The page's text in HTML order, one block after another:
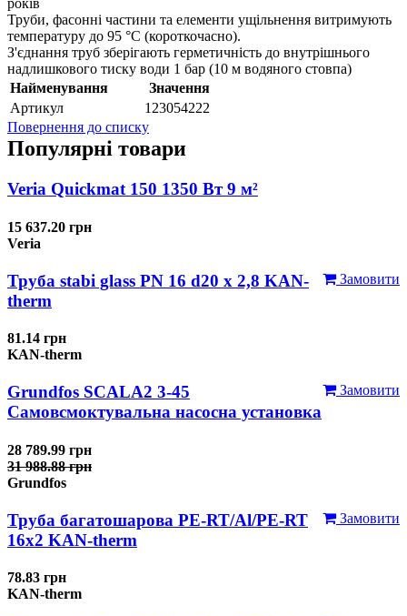
Труби, фасонні частини та елементи ущільнення витримують
температуру до 95 °C (короткочасно).
З'єднання труб зберігають герметичність до внутрішнього
надлишкового тиску води 1 бар (10 м водяного стовпа)
Найменування
Значення
Артикул
123054222
Повернення до списку
Популярні товари
Veria Quickmat 150 1350 Вт 9 м²
15 637.20 грн
Veria
Замовити
Труба stabi glass PN 16 d20 х 2,8 KAN-
therm
81.14 грн
KAN-therm
Замовити
Grundfos SCALA2 3-45
Самовсмоктувальна насосна установка
28 789.99 грн
31 988.88 грн
Grundfos
Замовити
Труба багатошарова PE-RT/Al/PE-RT
16x2 KAN-therm
78.83 грн
KAN-therm